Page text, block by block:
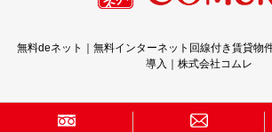
無料deネット｜無料インターネット回線付き賃貸物
導入｜株式会社コムレ